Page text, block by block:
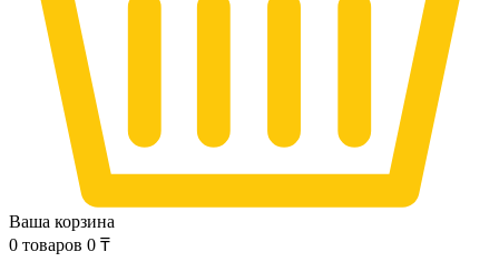
Ваша корзина
0 товаров 0 ₸